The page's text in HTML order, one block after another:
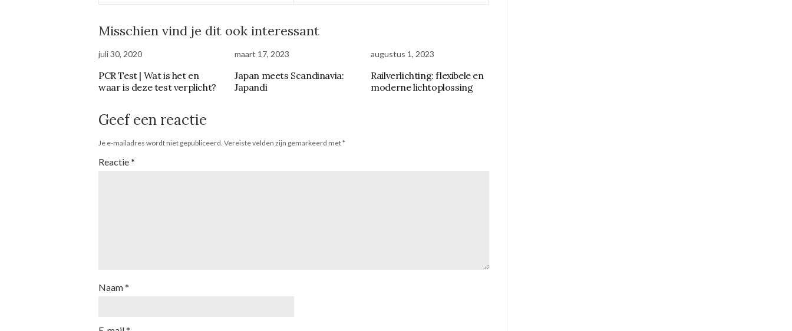
Misschien vind je dit ook interessant
juli 30, 2020
PCR Test | Wat is het en
waar is deze test verplicht?
maart 17, 2023
Japan meets Scandinavia:
Japandi
augustus 1, 2023
Railverlichting: flexibele en
moderne lichtoplossing
Geef een reactie
Je e-mailadres wordt niet gepubliceerd. Vereiste velden zijn gemarkeerd met*
Reactie*
Naam*